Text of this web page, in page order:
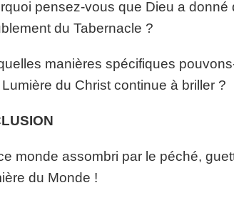
pensez-vous que Dieu a
du Tabernacle ?
manières spécifiques
du Christ continue à briller ?
monde assombri par le péché,
du Monde !